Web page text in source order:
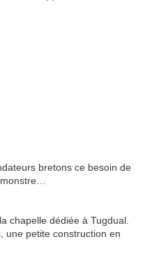
bretons ce besoin de
chapelle dédiée à Tugdual.
une petite construction en